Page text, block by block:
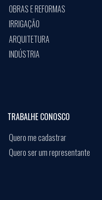
OBRAS E REFORMAS
IRRIGAÇÃO
ARQUITETURA
INDÚSTRIA
TRABALHE CONOSCO
Quero me cadastrar
Quero ser um representante